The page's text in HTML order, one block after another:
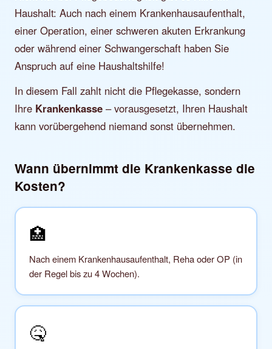
Haushalt: Auch nach einem Krankenhausaufenthalt,
einer Operation, einer schweren akuten Erkrankung
oder während einer Schwangerschaft haben Sie
Anspruch auf eine Haushaltshilfe!
In diesem Fall zahlt nicht die Pflegekasse, sondern
Ihre Krankenkasse – vorausgesetzt, Ihren Haushalt
kann vorübergehend niemand sonst übernehmen.
Wann übernimmt die Krankenkasse die
Kosten?
🏥
Nach einem Krankenhausaufenthalt, Reha oder OP (in
der Regel bis zu 4 Wochen).
🤒